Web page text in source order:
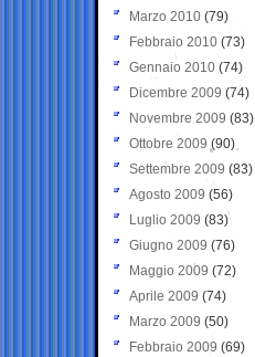
Marzo 2010 (79)
Febbraio 2010 (73)
Gennaio 2010 (74)
Dicembre 2009 (74)
Novembre 2009 (83)
Ottobre 2009 (90)
Settembre 2009 (83)
Agosto 2009 (56)
Luglio 2009 (83)
Giugno 2009 (76)
Maggio 2009 (72)
Aprile 2009 (74)
Marzo 2009 (50)
Febbraio 2009 (69)